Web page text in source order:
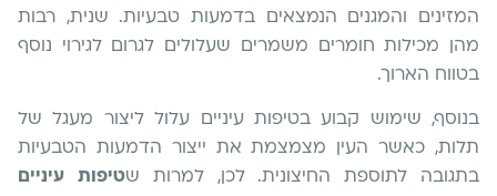
המזינים והמגנים הנמצאים בדמעות טבעיות. שנית, רבות
מהן מכילות חומרים משמרים שעלולים לגרום לגירוי נוסף
בטווח הארוך.
בנוסף, שימוש קבוע בטיפות עיניים עלול ליצור מעגל של
תלות, כאשר העין מצמצמת את ייצור הדמעות הטבעיות
בתגובה לתוספת החיצונית. לכן, למרות שטיפות עיניים